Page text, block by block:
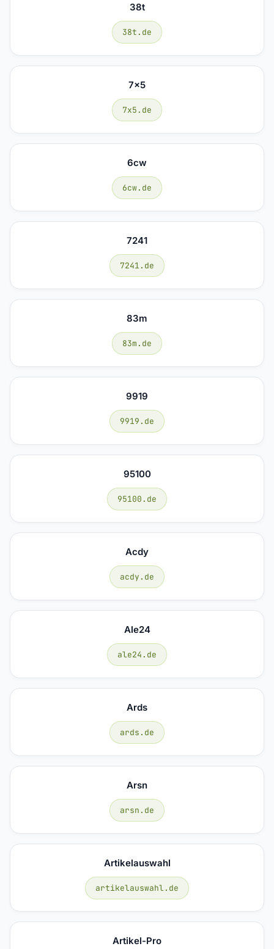
38t
38t.de
7x5
7x5.de
6cw
6cw.de
7241
7241.de
83m
83m.de
9919
9919.de
95100
95100.de
Acdy
acdy.de
Ale24
ale24.de
Ards
ards.de
Arsn
arsn.de
Artikelauswahl
artikelauswahl.de
Artikel-Pro